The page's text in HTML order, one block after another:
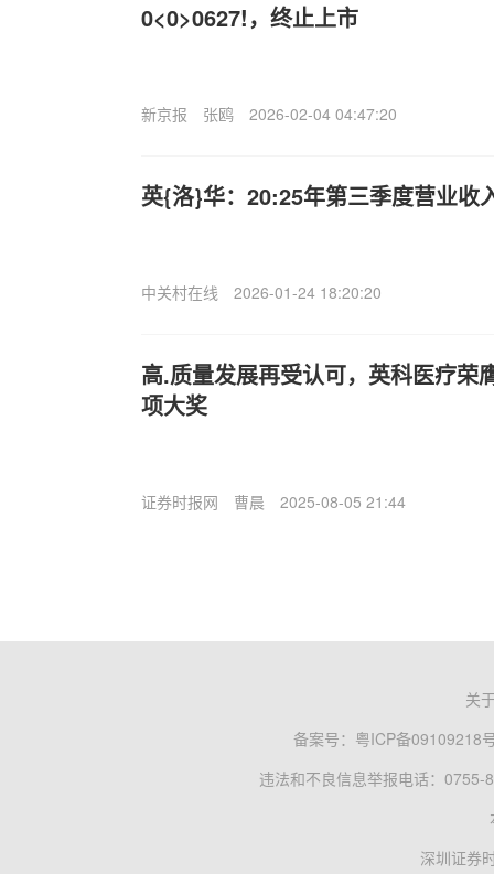
0<0>0627!，终止上市
新京报 张鸥 2026-02-04 04:47:20
英{洛}华：20:25年第三季度营业收
中关村在线 2026-01-24 18:20:20
高.质量发展再受认可，英科医疗荣
项大奖
证券时报网 曹晨 2025-08-05 21:44
关
备案号： 粤ICP备09109218
违法和不良信息举报电话：0755-
深圳证券